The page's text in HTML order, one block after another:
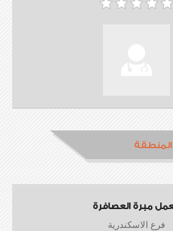
مبرة العصافرة
فرع الاسكندرية